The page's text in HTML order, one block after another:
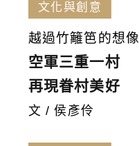
文化與創意
越過竹籬笆的想像
空軍三重一村
再現眷村美好
文 / 侯彥伶